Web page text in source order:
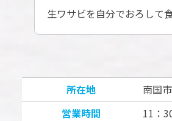
生ワサビを自分でおろして
所在地
南国
営業時間
11：